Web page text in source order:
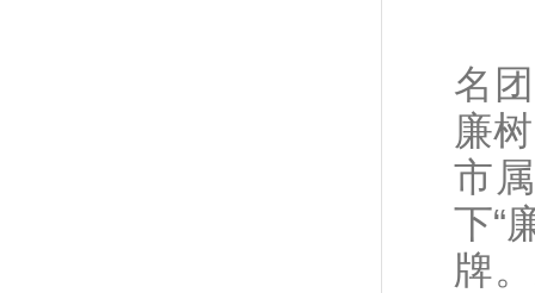
名
廉
市
下“
牌